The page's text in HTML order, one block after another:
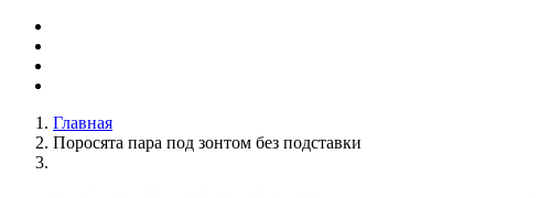
Главная
Поросята пара под зонтом без подставки